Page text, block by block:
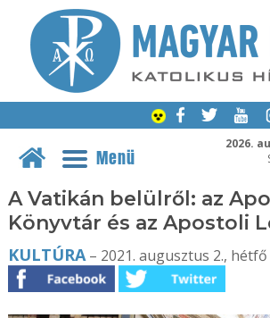
2026.
Menü
A Vatikán belülről: az
Könyvtár és az Apostoli
KULTÚRA– 2021. augusztus 2.,